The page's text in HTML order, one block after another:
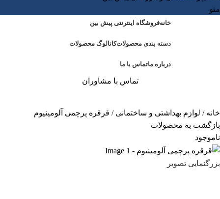
منو
خانهفروشگاه اینترنتی پیش بین
دسته بندی محصولاتکاتالوگ محصولات
درباره ماتماس با ما
تماس با مشاوران
خانه لوازم بهداشتی و ساختمانی قرقره پرچمی آلومینیوم
بازگشت به محصولات
ناموجود
بزرگنمایی تصویر